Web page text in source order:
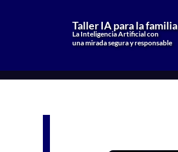
Taller IA para la familia